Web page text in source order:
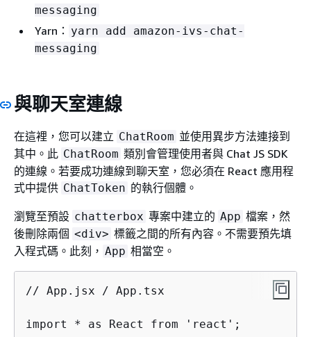
messaging
Yarn： yarn add amazon-ivs-chat-
messaging
與聊天室連線
在這裡，您可以建立 ChatRoom 並使用異步方法連接到
其中。此 ChatRoom 類別會管理使用者與 Chat JS SDK
的連線。若要成功連線到聊天室，您必須在 React 應用程
式中提供 ChatToken 的執行個體。
瀏覽至預設 chatterbox 專案中建立的 App 檔案，然
後刪除兩個 <div> 標籤之間的所有內容。不需要預先填
入程式碼。此刻， App 相當空。
// App.jsx / App.tsx
import * as React from 'react';